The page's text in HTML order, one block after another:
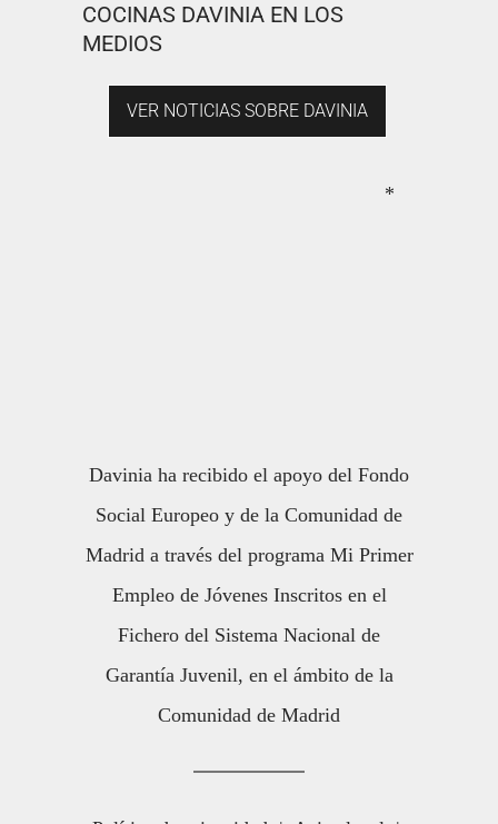
COCINAS DAVINIA EN LOS
MEDIOS
VER NOTICIAS SOBRE DAVINIA
*
Davinia ha recibido el apoyo del Fondo
Social Europeo y de la Comunidad de
Madrid a través del programa Mi Primer
Empleo de Jóvenes Inscritos en el
Fichero del Sistema Nacional de
Garantía Juvenil, en el ámbito de la
Comunidad de Madrid